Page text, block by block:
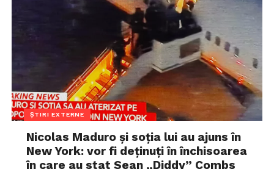
ȘTIRI EXTERNE
Nicolas Maduro și soția lui au ajuns în
New York: vor fi deținuți în închisoarea
în care au stat Sean „Diddy” Combs